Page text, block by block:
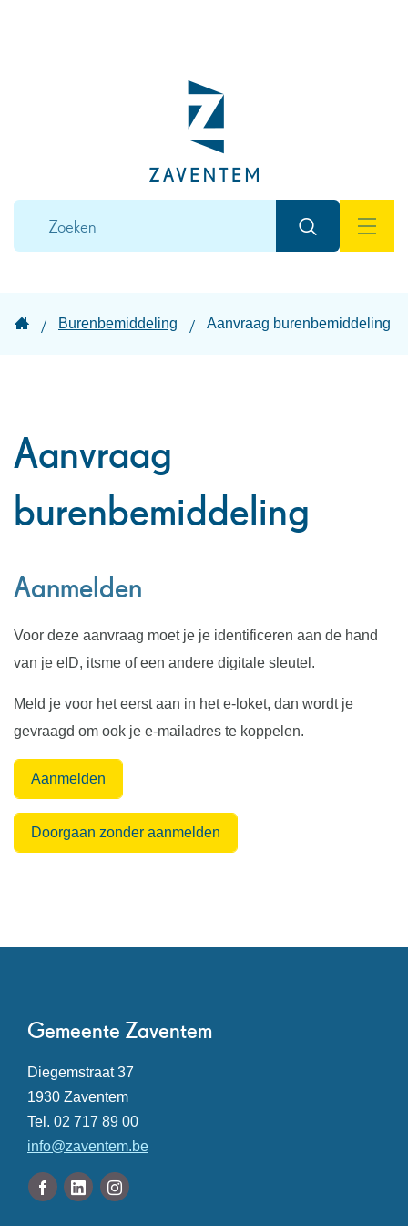
Zaventem
Zoeken
Startpagina
Burenbemiddeling Aanvraag burenbemiddeling
Aanvraag
burenbemiddeling
Aanmelden
Voor deze aanvraag moet je je identificeren aan de hand
van je eID, itsme of een andere digitale sleutel.
Meld je voor het eerst aan in het e-loket, dan wordt je
gevraagd om ook je e-mailadres te koppelen.
Aanmelden
Doorgaan zonder aanmelden
Contact
Gemeente Zaventem
Adres
Diegemstraat 37
,1930 Zaventem
Tel. 02 717 89 00
E-
mail
info@zaventem.be
VolgFacebook
LinkedinInstagram